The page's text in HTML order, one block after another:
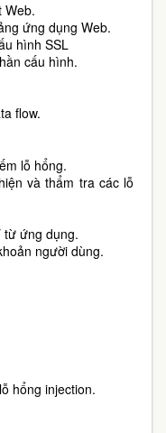
Web.
ứng dụng Web.
hình SSL
cấu hình.
flow.
lỗ hổng.
và thẩm tra các lỗ
từ ứng dụng.
người dùng.
hổng injection.